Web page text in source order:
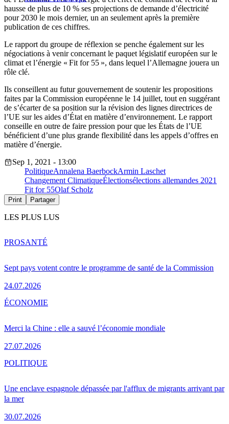
hausse de plus de 10 % ses projections de demande d’électricité
pour 2030 le mois dernier, un an seulement après la première
publication de ces chiffres.
Le rapport du groupe de réflexion se penche également sur les
négociations à venir concernant le paquet législatif européen sur le
climat et l’énergie « Fit for 55 », dans lequel l’Allemagne jouera un
rôle clé.
Ils conseillent au futur gouvernement de soutenir les propositions
faites par la Commission européenne le 14 juillet, tout en suggérant
de s’écarter de sa position sur la révision des lignes directrices de
l’UE sur les aides d’État en matière d’environnement. Le rapport
conseille en outre de faire pression pour que les États de l’UE
bénéficient d’une plus grande flexibilité dans les appels d’offres en
matière d’énergie.
Sep 1, 2021 - 13:00
PolitiqueAnnalena BaerbockArmin Laschet
Changement ClimatiqueÉlectionsélections allemandes 2021
Fit for 55Olaf Scholz
Print Partager
LES PLUS LUS
Sept pays votent contre le programme de santé de la Commission
24.07.2026
PROSANTÉ
Merci la Chine : elle a sauvé l’économie mondiale
27.07.2026
ÉCONOMIE
Une enclave espagnole dépassée par l'afflux de migrants arrivant par
la mer
30.07.2026
POLITIQUE